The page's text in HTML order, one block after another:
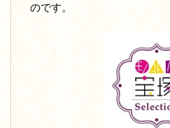
のです。